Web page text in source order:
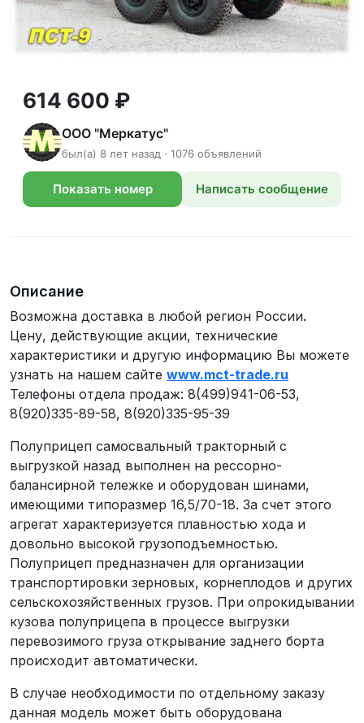
614 600 ₽
ООО "Меркатус"
был(а) 8 лет назад · 1076 объявлений
Показать номер Написать сообщение
Описание
Возможна доставка в любой регион России.
Цену, действующие акции, технические
характеристики и другую информацию Вы можете
узнать на нашем сайте www.mct-trade.ru
Телефоны отдела продаж: 8(499)941-06-53,
8(920)335-89-58, 8(920)335-95-39
Полуприцеп самосвальный тракторный с
выгрузкой назад выполнен на рессорно-
балансирной тележке и оборудован шинами,
имеющими типоразмер 16,5/70-18. За счет этого
агрегат характеризуется плавностью хода и
довольно высокой грузоподъемностью.
Полуприцеп предназначен для организации
транспортировки зерновых, корнеплодов и других
сельскохозяйственных грузов. При опрокидывании
кузова полуприцепа в процессе выгрузки
перевозимого груза открывание заднего борта
происходит автоматически.
В случае необходимости по отдельному заказу
данная модель может быть оборудована